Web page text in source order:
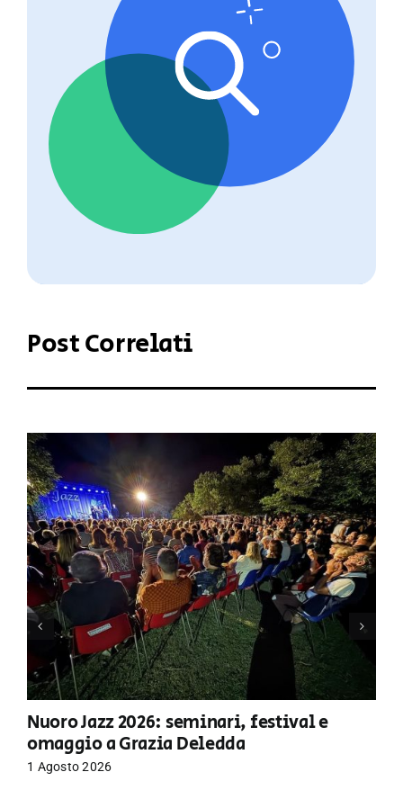
Post Correlati
Nuoro Jazz 2026: seminari, festival e
omaggio a Grazia Deledda
1 Agosto 2026